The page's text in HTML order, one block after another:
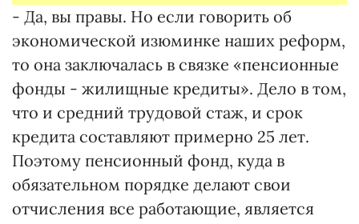
- Да, вы правы. Но если говорить об
экономической изюминке наших реформ,
то она заключалась в связке «пенсионные
фонды - жилищные кредиты». Дело в том,
что и средний трудовой стаж, и срок
кредита составляют примерно 25 лет.
Поэтому пенсионный фонд, куда в
обязательном порядке делают свои
отчисления все работающие, является